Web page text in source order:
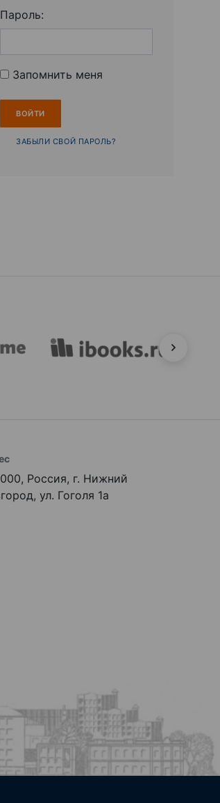
Пароль:
Запомнить меня
ЗАБЫЛИ СВОЙ ПАРОЛЬ?
Россия, г. Нижний
ул. Гоголя 1а